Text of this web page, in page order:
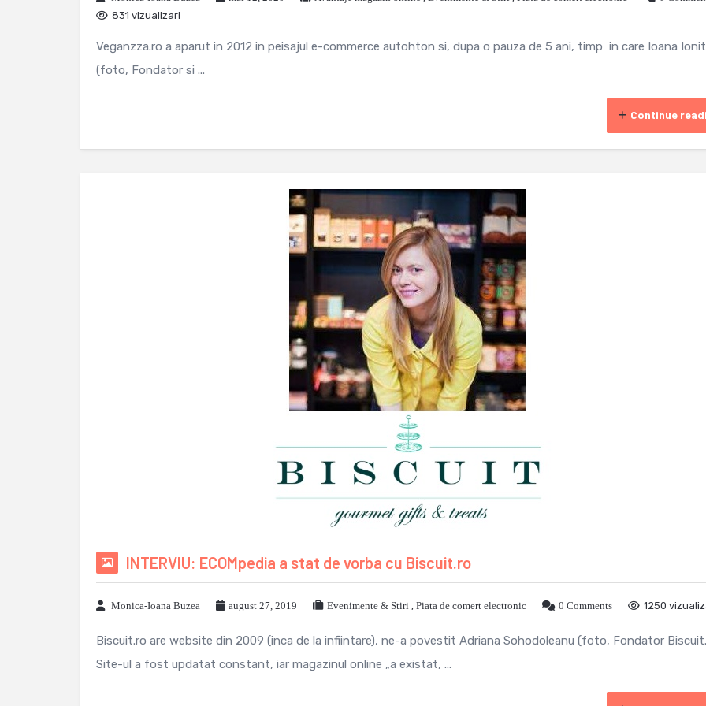
831 vizualizari
Veganzza.ro a aparut in 2012 in peisajul e-commerce autohton si, dupa o pauza de 5 ani, timp in care Ioana
(foto, Fondator si ...
Continue
INTERVIU: ECOMpedia a stat de vorba cu Biscuit.ro
Monica-Ioana Buzea august 27, 2019 Evenimente & Stiri , Piata de comert electronic 0 Comments 1250
Biscuit.ro are website din 2009 (inca de la infiintare), ne-a povestit Adriana Sohodoleanu (foto, Fondator
Site-ul a fost updatat constant, iar magazinul online „a existat, ...